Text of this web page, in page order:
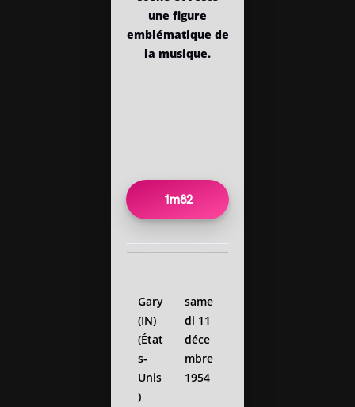
une figure
emblématique de
la musique.
1m82
Gary
(IN)
(État
s-
Unis
)
same
di 11
déce
mbre
1954